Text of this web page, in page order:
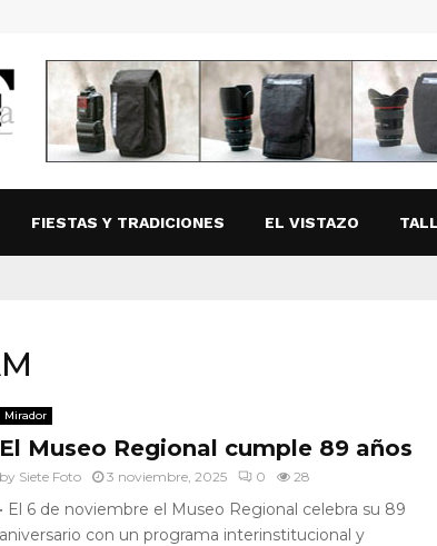
FIESTAS Y TRADICIONES EL VISTAZO
Mirador
El Museo Regional cumple 89 años
by Siete Foto 3 noviembre, 2025 0 28
• El 6 de noviembre el Museo Regional celebra su 89
aniversario con un programa interinstitucional y